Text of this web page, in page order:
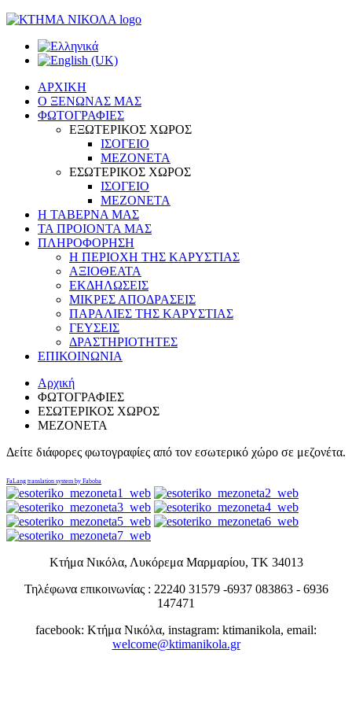
ΑΡΧΙΚΗ
Ο ΞΕΝΩΝΑΣ ΜΑΣ
ΦΩΤΟΓΡΑΦΙΕΣ
ΕΞΩΤΕΡΙΚΟΣ ΧΩΡΟΣ
ΙΣΟΓΕΙΟ
ΜΕΖΟΝΕΤΑ
ΕΣΩΤΕΡΙΚΟΣ ΧΩΡΟΣ
ΙΣΟΓΕΙΟ
ΜΕΖΟΝΕΤΑ
Η ΤΑΒΕΡΝΑ ΜΑΣ
ΤΑ ΠΡΟΙΟΝΤΑ ΜΑΣ
ΠΛΗΡΟΦΟΡΗΣΗ
Η ΠΕΡΙΟΧΗ ΤΗΣ ΚΑΡΥΣΤΙΑΣ
ΑΞΙΟΘΕΑΤΑ
ΕΚΔΗΛΩΣΕΙΣ
ΜΙΚΡΕΣ ΑΠΟΔΡΑΣΕΙΣ
ΠΑΡΑΛΙΕΣ ΤΗΣ ΚΑΡΥΣΤΙΑΣ
ΓΕΥΣΕΙΣ
ΔΡΑΣΤΗΡΙΟΤΗΤΕΣ
ΕΠΙΚΟΙΝΩΝΙΑ
Αρχική
ΦΩΤΟΓΡΑΦΙΕΣ
ΕΣΩΤΕΡΙΚΟΣ ΧΩΡΟΣ
ΜΕΖΟΝΕΤΑ
Δείτε διάφορες φωτογραφίες από τον εσωτερικό χώρο σε μεζονέτα.
FaLang translation system by Faboba
Κτήμα Νικόλα, Λυκόρεμα Μαρμαρίου, ΤΚ 34013
Τηλέφωνα επικοινωνίας : 22240 31579 -6937 083863 - 6936
147471
facebook: Κτήμα Νικόλα, instagram: ktimanikola, email:
welcome@ktimanikola.gr